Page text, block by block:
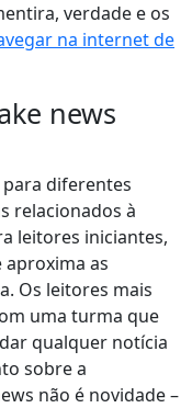
verdade e os
na internet de
news
diferentes
relacionados à
leitores iniciantes,
as
Os leitores mais
uma turma que
qualquer notícia
sobre a
não é novidade –